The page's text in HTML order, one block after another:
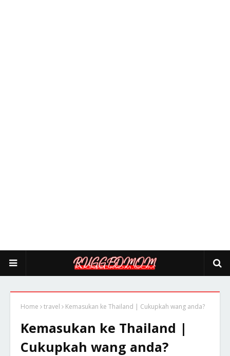
Home travel Kemasukan ke Thailand | Cukupkah wang anda?
Kemasukan ke Thailand |
Cukupkah wang anda?